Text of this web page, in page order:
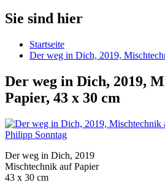
Sie sind hier
Startseite
Der weg in Dich, 2019,
Der weg in Dich, 2019,
Papier, 43 x 30 cm
Philipp Sonntag
Der weg in Dich, 2019
Mischtechnik auf Papier
43 x 30 cm